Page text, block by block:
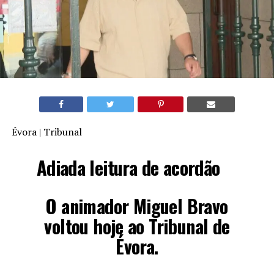
Évora | Tribunal
Adiada leitura de acordão
O animador Miguel Bravo
voltou hoje ao Tribunal de
Évora.